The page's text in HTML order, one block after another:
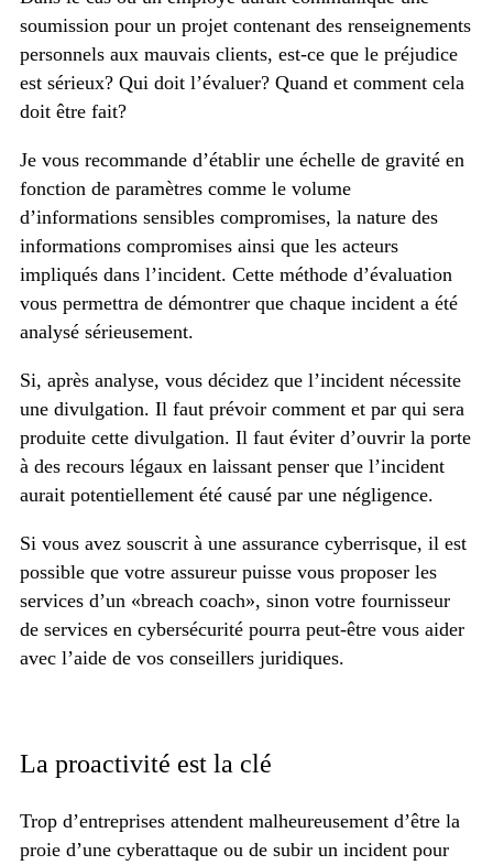
soumission pour un projet contenant des renseignements
personnels aux mauvais clients, est-ce que le préjudice
est sérieux? Qui doit l’évaluer? Quand et comment cela
doit être fait?
Je vous recommande d’établir une échelle de gravité en
fonction de paramètres comme le volume
d’informations sensibles compromises, la nature des
informations compromises ainsi que les acteurs
impliqués dans l’incident. Cette méthode d’évaluation
vous permettra de démontrer que chaque incident a été
analysé sérieusement.
Si, après analyse, vous décidez que l’incident nécessite
une divulgation. Il faut prévoir comment et par qui sera
produite cette divulgation. Il faut éviter d’ouvrir la porte
à des recours légaux en laissant penser que l’incident
aurait potentiellement été causé par une négligence.
Si vous avez souscrit à une assurance cyberrisque, il est
possible que votre assureur puisse vous proposer les
services d’un «breach coach», sinon votre fournisseur
de services en cybersécurité pourra peut-être vous aider
avec l’aide de vos conseillers juridiques.
La proactivité est la clé
Trop d’entreprises attendent malheureusement d’être la
proie d’une cyberattaque ou de subir un incident pour